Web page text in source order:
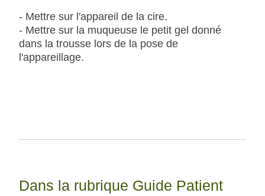
- Mettre sur l'appareil de la cire.
- Mettre sur la muqueuse le petit gel donné
dans la trousse lors de la pose de
l'appareillage.
Dans la rubrique Guide Patient